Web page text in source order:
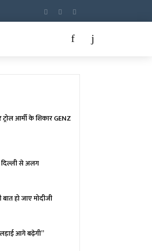
आर्मी के शिकार GENZ
दिल्ली से अलग
हो जाए मोदीजी
आगे बढ़ेगी”